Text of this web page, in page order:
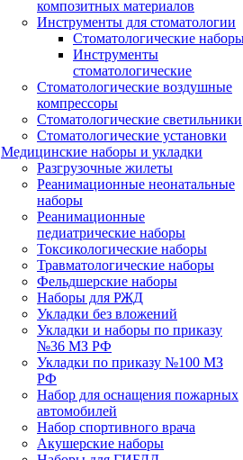
композитных материалов
Инструменты для стоматологии
Стоматологические
Инструменты
стоматологические
Стоматологические воздушные
компрессоры
Стоматологические светильники
Стоматологические установки
Медицинские наборы и укладки
Разгрузочные жилеты
Реанимационные неонатальные
наборы
Реанимационные
педиатрические наборы
Токсикологические наборы
Травматологические наборы
Фельдшерские наборы
Наборы для РЖД
Укладки без вложений
Укладки и наборы по приказу
№36 МЗ РФ
Укладки по приказу №100 МЗ
РФ
Набор для оснащения пожарных
автомобилей
Набор спортивного врача
Акушерские наборы